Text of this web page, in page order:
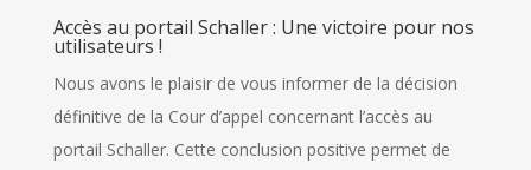
Accès au portail Schaller : Une victoire pour nos
utilisateurs !
Nous avons le plaisir de vous informer de la décision
définitive de la Cour d’appel concernant l’accès au
portail Schaller. Cette conclusion positive permet de